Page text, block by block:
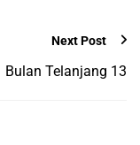
Next Post
Bulan Telanjang 13